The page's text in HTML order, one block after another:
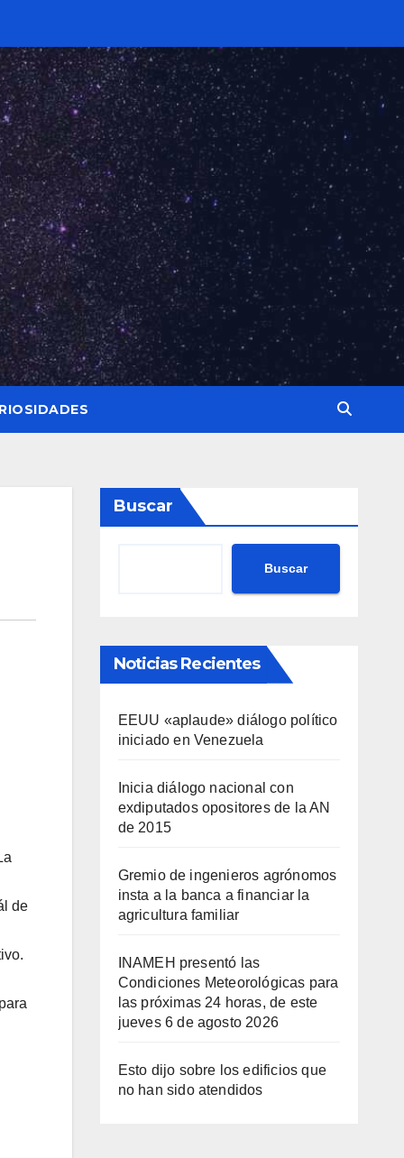
de
Buscar
Buscar
Noticias Recientes
EEUU «aplaude» diálogo político
iniciado en Venezuela
Inicia diálogo nacional con
exdiputados opositores de la AN
de 2015
Gremio de ingenieros agrónomos
insta a la banca a financiar la
agricultura familiar
INAMEH presentó las
Condiciones Meteorológicas para
las próximas 24 horas, de este
jueves 6 de agosto 2026
Esto dijo sobre los edificios que
no han sido atendidos